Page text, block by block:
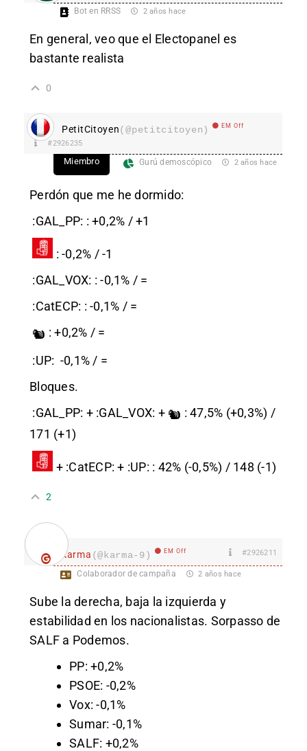
Bot en RRSS 2 años hace
En general, veo que el Electopanel es
bastante realista
0
PetitCitoyen(@petitcitoyen) EM Off
#2926235
Miembro Gurú demoscópico 2 años hace
Perdón que me he dormido:
:GAL_PP: : +0,2% / +1
: -0,2% / -1
:GAL_VOX: : -0,1% / =
:CatECP: : -0,1% / =
🐿 : +0,2% / =
:UP: -0,1% / =
Bloques.
:GAL_PP: +:GAL_VOX: +🐿 : 47,5% (+0,3%) /
171 (+1)
+:CatECP:+ :UP: : 42% (-0,5%) / 148 (-1)
2
karma (@karma-9) EM Off #2926211
Colaborador de campaña 2 años hace
Sube la derecha, baja la izquierda y
estabilidad en los nacionalistas. Sorpasso de
SALF a Podemos.
PP: +0,2%
PSOE: -0,2%
Vox: -0,1%
Sumar: -0,1%
SALF: +0,2%